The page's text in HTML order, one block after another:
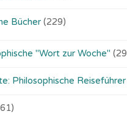
Bücher (229)
"Wort zur Woche"
Philosophische Reiseführer